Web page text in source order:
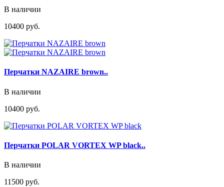
В наличии
10400 руб.
Перчатки NAZAIRE brown..
В наличии
10400 руб.
Перчатки POLAR VORTEX WP black..
В наличии
11500 руб.